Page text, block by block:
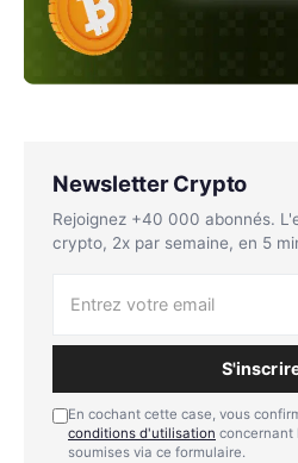
Newsletter Crypto
Rejoignez +40 000 abonnés.
crypto, 2x par semaine, en 5
En cochant cette case, vous
conditions d'utilisation concernant
soumises via ce formulaire.